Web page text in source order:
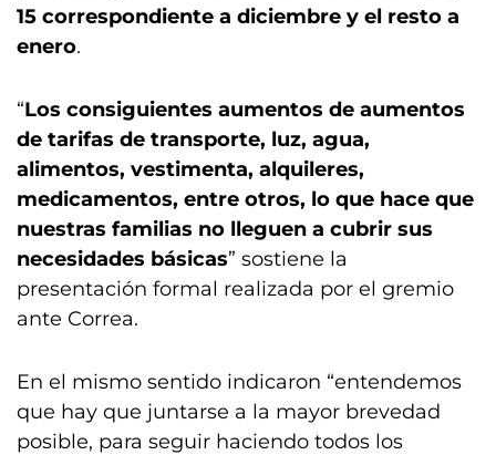
15 correspondiente a diciembre y el resto a
enero.
“Los consiguientes aumentos de aumentos
de tarifas de transporte, luz, agua,
alimentos, vestimenta, alquileres,
medicamentos, entre otros, lo que hace que
nuestras familias no lleguen a cubrir sus
necesidades básicas” sostiene la
presentación formal realizada por el gremio
ante Correa.
En el mismo sentido indicaron “entendemos
que hay que juntarse a la mayor brevedad
posible, para seguir haciendo todos los